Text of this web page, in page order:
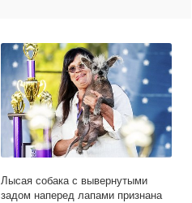
Лысая собака с вывернутыми
задом наперед лапами признана